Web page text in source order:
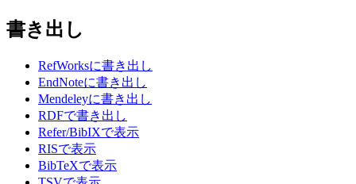
書き出し
RefWorksに書き出し
EndNoteに書き出し
Mendeleyに書き出し
RDFで書き出し
Refer/BibIXで表示
RISで表示
BibTeXで表示